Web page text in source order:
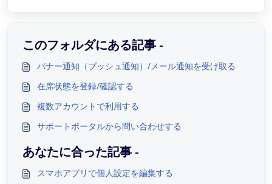
このフォルダにある記事 -
バナー通知（プッシュ通知）/メール通知を受け取る
在席状態を登録/確認する
複数アカウントで利用する
サポートポータルから問い合わせする
あなたに合った記事 -
スマホアプリで個人設定を編集する